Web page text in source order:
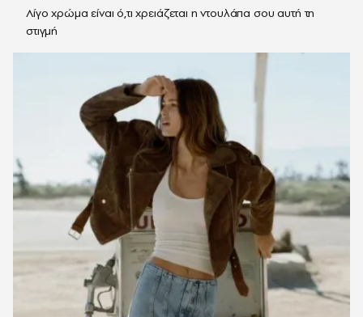
Λίγο χρώμα είναι ό,τι χρειάζεται η ντουλάπα σου αυτή τη
στιγμή